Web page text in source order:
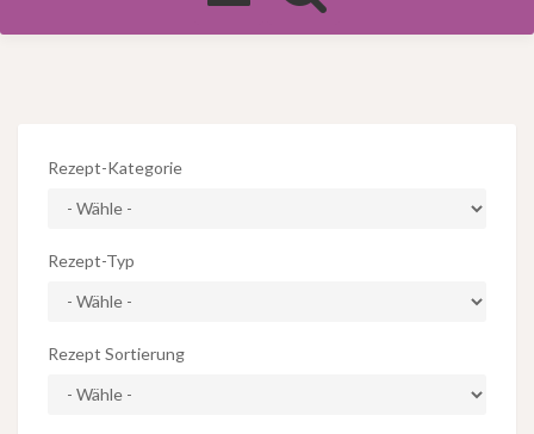
Rezept-Kategorie
Rezept-Typ
Rezept Sortierung